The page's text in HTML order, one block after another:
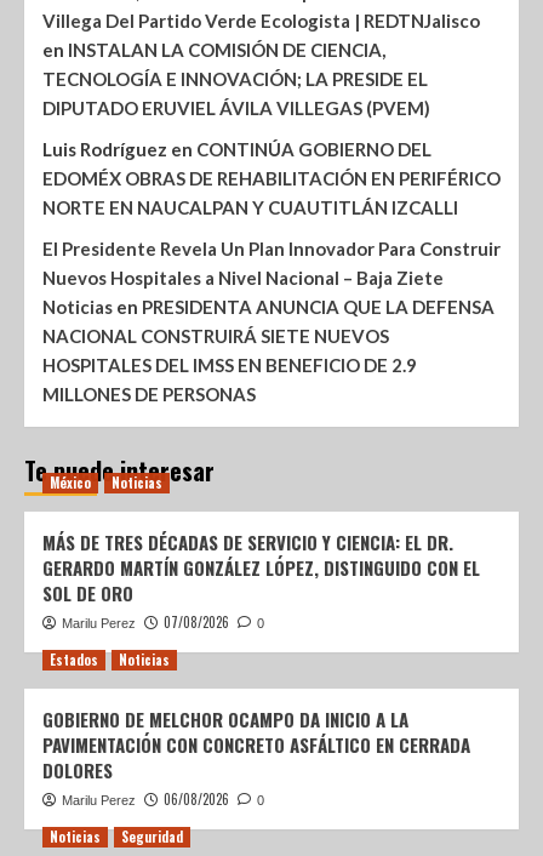
Villega Del Partido Verde Ecologista | REDTNJalisco
en INSTALAN LA COMISIÓN DE CIENCIA,
TECNOLOGÍA E INNOVACIÓN; LA PRESIDE EL
DIPUTADO ERUVIEL ÁVILA VILLEGAS (PVEM)
Luis Rodríguez en CONTINÚA GOBIERNO DEL
EDOMÉX OBRAS DE REHABILITACIÓN EN PERIFÉRICO
NORTE EN NAUCALPAN Y CUAUTITLÁN IZCALLI
El Presidente Revela Un Plan Innovador Para Construir
Nuevos Hospitales a Nivel Nacional – Baja Ziete
Noticias en PRESIDENTA ANUNCIA QUE LA DEFENSA
NACIONAL CONSTRUIRÁ SIETE NUEVOS
HOSPITALES DEL IMSS EN BENEFICIO DE 2.9
MILLONES DE PERSONAS
Te puede interesar
México Noticias
MÁS DE TRES DÉCADAS DE SERVICIO Y CIENCIA: EL DR.
GERARDO MARTÍN GONZÁLEZ LÓPEZ, DISTINGUIDO CON EL
SOL DE ORO
Marilu Perez 07/08/2026 0
Estados Noticias
GOBIERNO DE MELCHOR OCAMPO DA INICIO A LA
PAVIMENTACIÓN CON CONCRETO ASFÁLTICO EN CERRADA
DOLORES
Marilu Perez 06/08/2026 0
Noticias Seguridad